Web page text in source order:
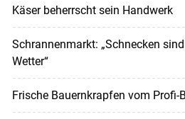
Käser beherrscht sein Handwerk
Schrannenmarkt: „Schnecken
Wetter“
Frische Bauernkrapfen vom Profi-